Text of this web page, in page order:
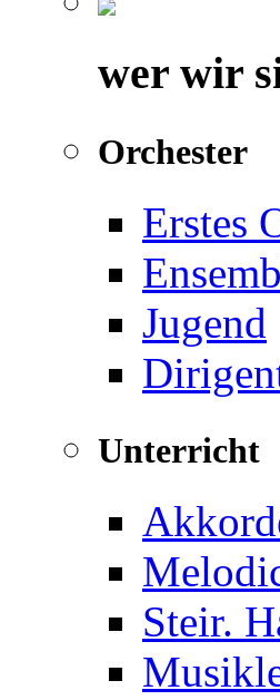
wer wir
Orchester
Erstes
Jugend
Unterricht
Steir.